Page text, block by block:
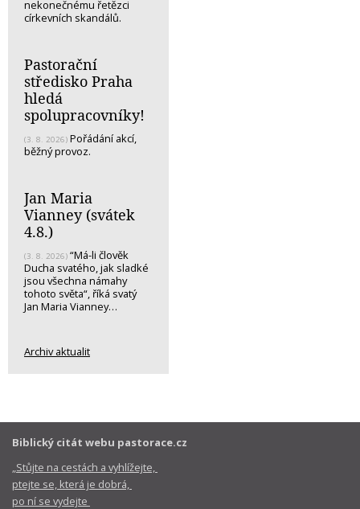
nekonečnému řetězci
církevních skandálů.
Pastorační
středisko Praha
hledá
spolupracovníky!
(3. 8. 2026) Pořádání akcí,
běžný provoz.
Jan Maria
Vianney (svátek
4.8.)
(3. 8. 2026) “Má-li člověk
Ducha svatého, jak sladké
jsou všechna námahy
tohoto světa“, říká svatý
Jan Maria Vianney…
Archiv aktualit
Biblický citát webu pastorace.cz
„Stůjte na cestách a vyhlížejte,
ptejte se, která je dobrá,
po ní se vydejte